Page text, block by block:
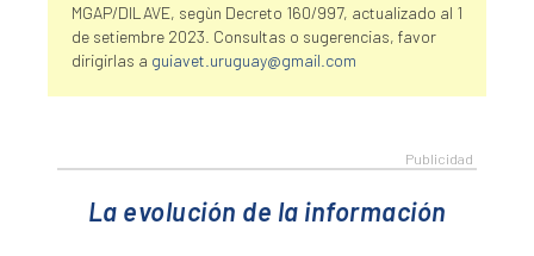
MGAP/DILAVE, segùn Decreto 160/997, actualizado al 1
de setiembre 2023. Consultas o sugerencias, favor
dirigirlas a guiavet.uruguay@gmail.com
La evolución de la información